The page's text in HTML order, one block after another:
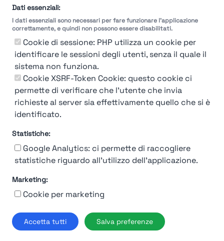
Dati essenziali:
I dati essenziali sono necessari per fare funzionare l'applicazione
correttamente, e quindi non possono essere disabilitati.
Cookie di sessione: PHP utilizza un cookie per
identificare le sessioni degli utenti, senza il quale il
sistema non funziona.
Cookie XSRF-Token Cookie: questo cookie ci
permette di verificare che l'utente che invia
richieste al server sia effettivamente quello che si è
identificato.
Statistiche:
Google Analytics: ci permette di raccogliere
statistiche riguardo all'utilizzo dell'applicazione.
Marketing:
Cookie per marketing
Accetta tutti Salva preferenze
Molto
Breve Lungo
Molto
Misuriamo l'efficienza e la velocità del processo
di selezione del personale attraverso dati
aziendali, feedback dei candidati e valutazioni
Termini e Condizioni
© 2019-2026 Stupendio. Tutti i diritti riservati | Smarteris S.r.l. P.IVA
02659750992 | Capitale Sociale € 2.550 i.v.